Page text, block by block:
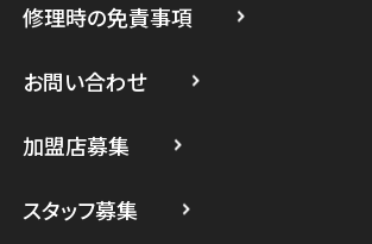
スマホスピタル 登戸・向ヶ丘遊園
スマホスピタル 武蔵小杉
スマホスピタル テルル上大岡
修理時の免責事項
お問い合わせ
加盟店募集
スタッフ募集